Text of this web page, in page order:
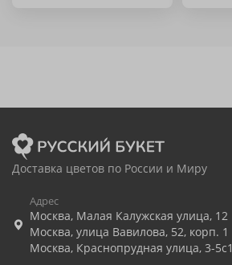
Доставка цветов по России и Миру
Адрес
Москва, Малая Калужская улица, 12
Москва, улица Вавилова, 52, корп. 1
Москва, Краснопрудная улица, 3-5с1